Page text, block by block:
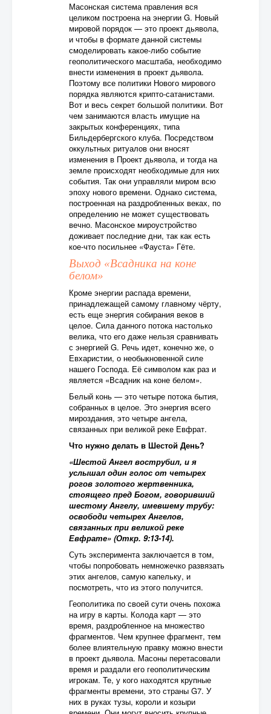
Масонская система правления вся
целиком построена на энергии G. Новый
мировой порядок — это проект дьявола,
и чтобы в формате данной системы
смоделировать какое-либо событие
геополитического масштаба, необходимо
внести изменения в проект дьявола.
Поэтому все политики Нового мирового
порядка являются крипто-сатанистами.
Вот и весь секрет большой политики. Вот
чем занимаются власть имущие на
закрытых конференциях, типа
Бильдербергского клуба. Посредством
оккультных ритуалов они вносят
изменения в Проект дьявола, и тогда на
земле происходят необходимые для них
события. Так они управляли миром всю
эпоху нового времени. Однако система,
построенная на раздробленных веках, по
определению не может существовать
вечно. Масонское мироустройство
доживает последние дни, так как есть
кое-что посильнее «Фауста» Гёте.
Выход «Всадника на коне
белом»
Кроме энергии распада времени,
принадлежащей самому главному чёрту,
есть еще энергия собирания веков в
целое. Сила данного потока настолько
велика, что его даже нельзя сравнивать
с энергией G. Речь идет, конечно же, о
Евхаристии, о необыкновенной силе
нашего Господа. Её символом как раз и
является «Всадник на коне белом».
Белый конь — это четыре потока бытия,
собранных в целое. Это энергия всего
мироздания, это четыре ангела,
связанных при великой реке Евфрат.
Что нужно делать в Шестой День?
«Шестой Ангел вострубил, и я
услышал один голос от четырех
рогов золотого жертвенника,
стоящего пред Богом, говоривший
шестому Ангелу, имевшему трубу:
освободи четырех Ангелов,
связанных при великой реке
Евфрате» (Откр. 9:13-14).
Суть эксперимента заключается в том,
чтобы попробовать немножечко развязать
этих ангелов, самую капельку, и
посмотреть, что из этого получится.
Геополитика по своей сути очень похожа
на игру в карты. Колода карт — это
время, раздробленное на множество
фрагментов. Чем крупнее фрагмент, тем
более влиятельную правку можно внести
в проект дьявола. Масоны перетасовали
время и раздали его геополитическим
игрокам. Те, у кого находятся крупные
фрагменты времени, это страны G7. У
них в руках тузы, короли и козыри